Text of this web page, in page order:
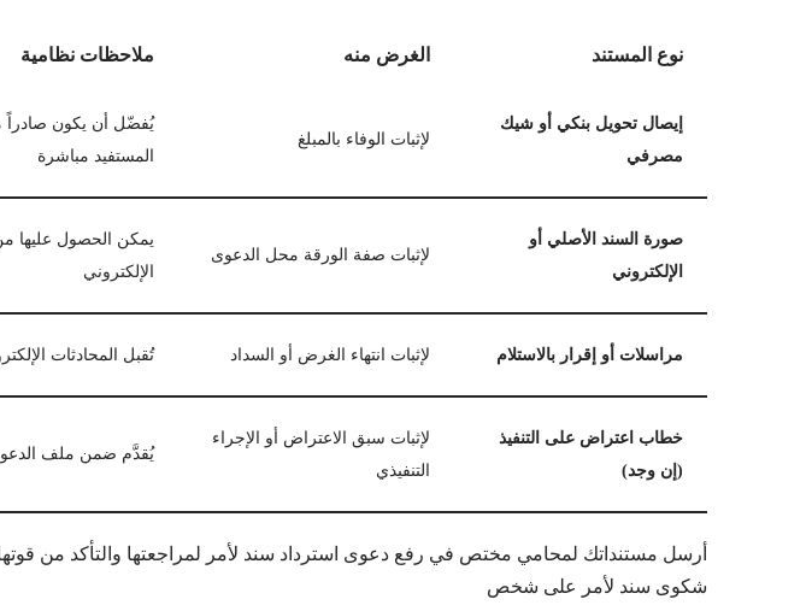
نوع المستند الغرض منه ملاحظات نظامية
إيصال تحويل بنكي أو شيك
مصرفي
لإثبات الوفاء بالمبلغ
يُفضّل أن يكون
المستفيد مباشرة
صورة السند الأصلي أو
الإلكتروني
لإثبات صفة الورقة محل الدعوى
يمكن الحصول عليها
الإلكتروني
مراسلات أو إقرار بالاستلام لإثبات انتهاء الغرض أو السداد تُقبل المحادثات
خطاب اعتراض على التنفيذ
(إن وجد)
لإثبات سبق الاعتراض أو الإجراء
التنفيذي
يُقدَّم ضمن ملف
أرسل مستنداتك لمحامي مختص في رفع دعوى استرداد سند لأمر لمراجعتها والتأكد من قوتها
شكوى سند لأمر على شخص